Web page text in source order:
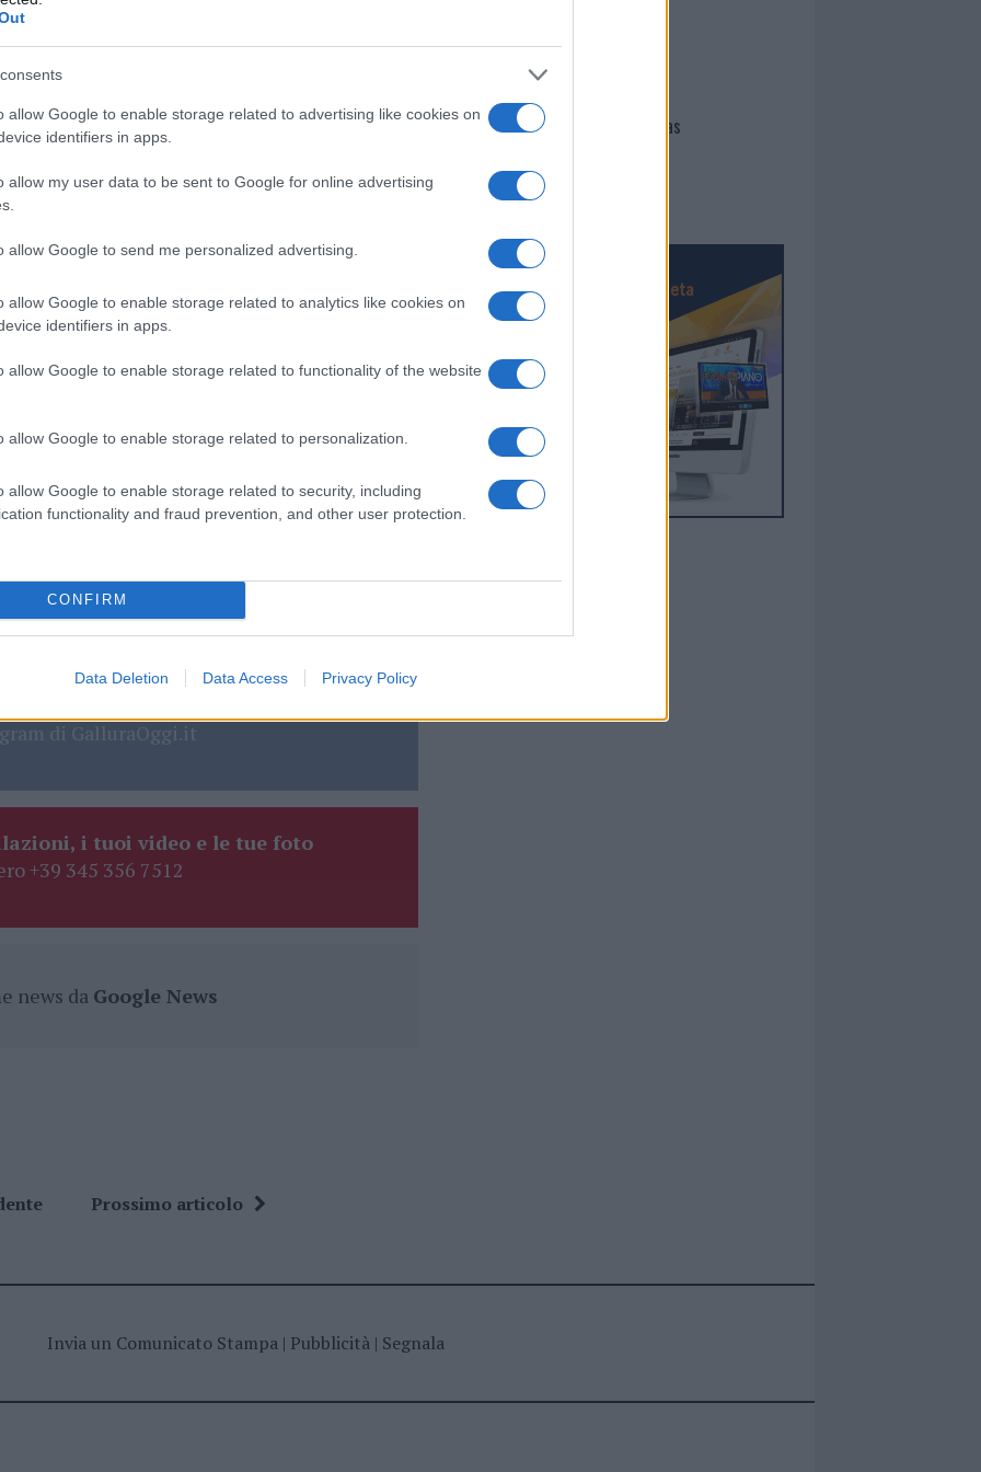
allow Google to enable storage related to advertising like cookies on
identifiers in apps.
allow my user data to be sent to Google for online advertising
allow Google to send me personalized advertising.
allow Google to enable storage related to analytics like cookies on
identifiers in apps.
allow Google to enable storage related to functionality of the website
allow Google to enable storage related to personalization.
allow Google to enable storage related to security, including
functionality and fraud prevention, and other user protection.
CONFIRM
Data Deletion Data Access Privacy Policy
e la somministrazione degli
forse i settori dove esistono più
della salute dei lavoratori e dei clienti. “Ci
dal Governo – concludono
commisurate all’impatto
dei nostri imprenditori e che
rapidi per evitare il rischio di chiusura
cliccando qui
nella sezione
di GalluraOggi.it
i tuoi video e le tue foto
+39 345 356 7512
news da Google News
Prossimo articolo
Giovannimaria Cabras
Invia un Comunicato Stampa| Pubblicità| Segnala